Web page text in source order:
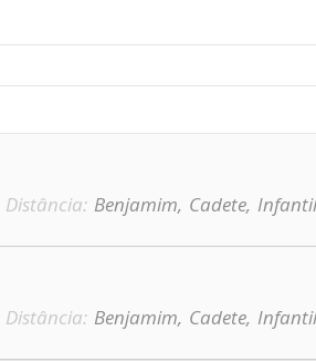
Distância: Benjamim, Cadete,
Distância: Benjamim, Cadete,